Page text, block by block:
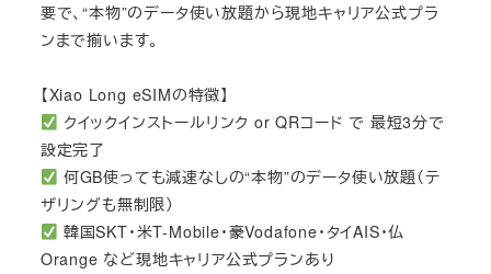
要で、“本物”のデータ使い放題から現地キャリア公式プラ
ンまで揃います。
【Xiao Long eSIMの特徴】
クイックインストールリンク or QRコード で 最短3分で
設定完了
何GB使っても減速なしの“本物”のデータ使い放題（テ
ザリングも無制限）
韓国SKT・米T-Mobile・豪Vodafone・タイAIS・仏
Orange など現地キャリア公式プランあり